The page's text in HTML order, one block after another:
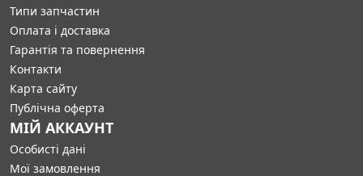
Типи запчастин
Оплата і доставка
Гарантія та повернення
Контакти
Карта сайту
Публічна оферта
МІЙ АККАУНТ
Особисті дані
Мої замовлення